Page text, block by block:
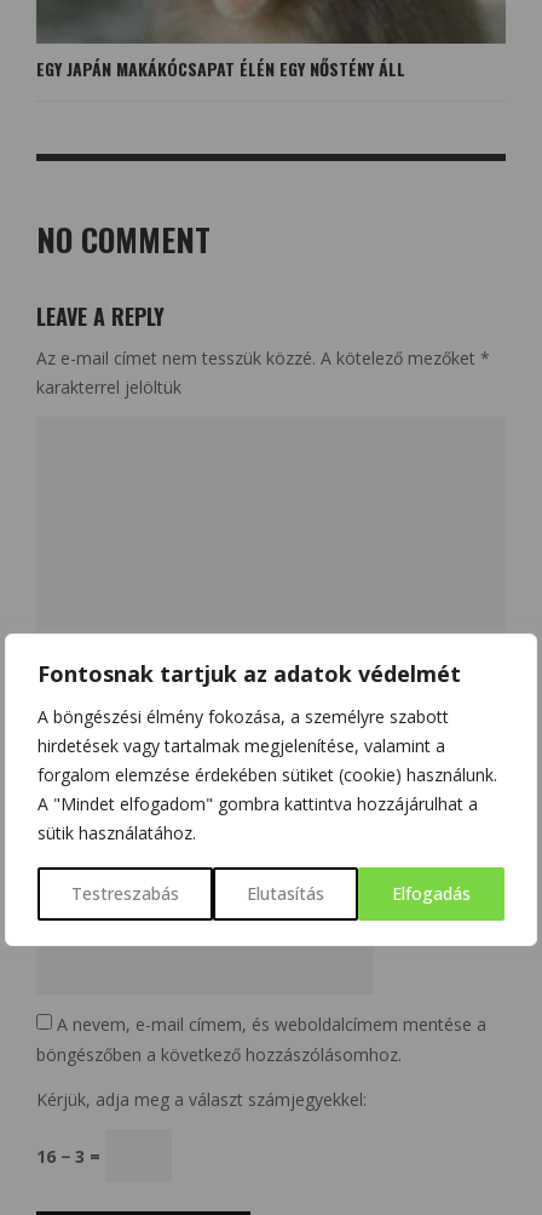
Fontosnak tartjuk az adatok védelmét
A böngészési élmény fokozása, a személyre szabott
hirdetések vagy tartalmak megjelenítése, valamint a
forgalom elemzése érdekében sütiket (cookie) használunk.
A "Mindet elfogadom" gombra kattintva hozzájárulhat a
sütik használatához.
Testreszabás Elutasítás Elfogadás
EGY JAPÁN MAKÁKÓCSAPAT ÉLÉN EGY NŐSTÉNY ÁLL
NO COMMENT
LEAVE A REPLY
Az e-mail címet nem tesszük közzé. A kötelező mezőket *
karakterrel jelöltük
Name*
Email*
Website
A nevem, e-mail címem, és weboldalcímem mentése a
böngészőben a következő hozzászólásomhoz.
Kérjük, adja meg a választ számjegyekkel:
16 − 3 =